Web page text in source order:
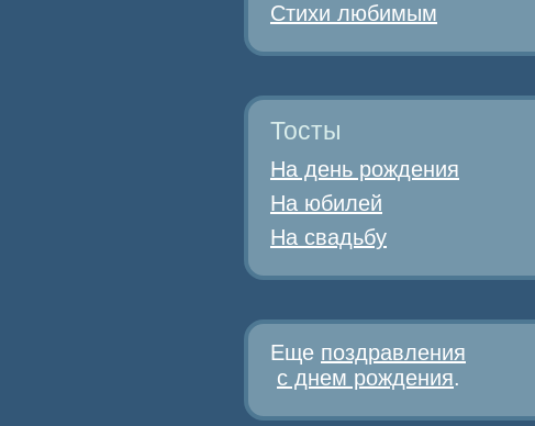
Стихи любимым
Тосты
На день рождения
На юбилей
На свадьбу
Еще поздравления
с днем рождения.